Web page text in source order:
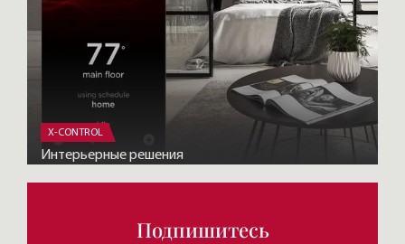
X-CONTROL
Интерьерные решения
Подпишитесь